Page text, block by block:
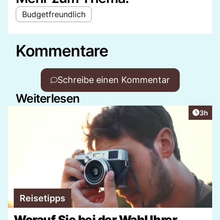
Budgetfreundlich
Kommentare
Schreibe einen Kommentar
Weiterlesen
3h
Reisetipps